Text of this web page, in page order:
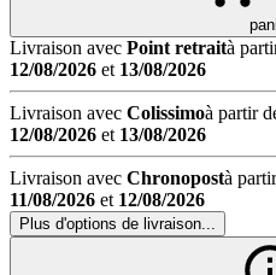
Livraison avec Point retraità
12/08/2026 et 13/08/2026
Livraison avec Colissimoà partir
12/08/2026 et 13/08/2026
Livraison avec Chronopostà
11/08/2026 et 12/08/2026
Plus d'options de livraison...